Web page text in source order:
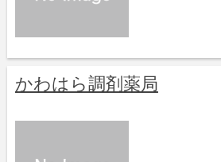
かわはら調剤薬局